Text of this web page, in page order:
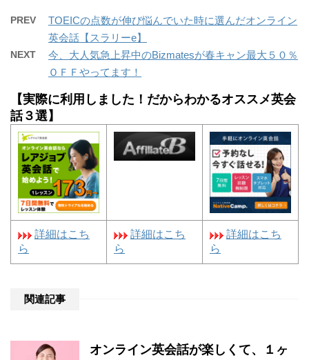
PREV
TOEICの点数が伸び悩んでいた時に選んだオンライン
英会話【スラリーe】
NEXT
今、大人気急上昇中のBizmatesが春キャン最大５０％
ＯＦＦやってます！
【実際に利用しました！だからわかるオススメ英会
話３選】
詳細はこち
ら
詳細はこち
ら
詳細はこち
ら
関連記事
オンライン英会話が楽しくて、１ヶ